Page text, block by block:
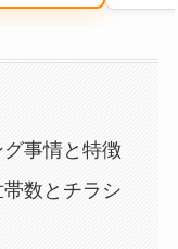
事情と特徴
数とチラシ